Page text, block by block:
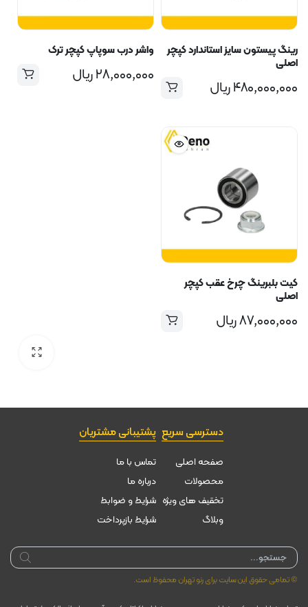
رینگ پیستون سایز استاندارد کپچر
اصلی
۴۸۰,۰۰۰,۰۰۰ریال
واشر درب سوپاپ کپچر ترک
۲۸,۰۰۰,۰۰۰ریال
کیت بلبرینگ چرخ عقب کپچر
اصلی
۸۷,۰۰۰,۰۰۰ریال
دسترسی سریع
صفحه اصلی
محصولات
تخقیف های ویژه
وبلاگ
پشتیبانی مشتریان
تماس با ما
درباره ما
شرایط و ضوابط
شرایط بازپرداخت
Products
search
© تمامی حقوق این سایت برای رنو تهران محفوظ است.